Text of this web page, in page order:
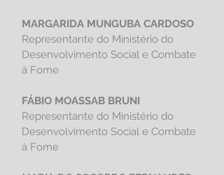
MARGARIDA MUNGUBA CARDOSO
Representante do Ministério do
Desenvolvimento Social e Combate
à Fome
FÁBIO MOASSAB BRUNI
Representante do Ministério do
Desenvolvimento Social e Combate
à Fome